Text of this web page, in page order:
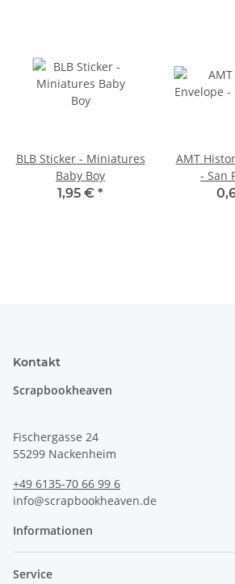
BLB Sticker - Miniatures
Baby Boy
1,95 € *
AMT
- San
Kontakt
Scrapbookheaven
Fischergasse 24
55299 Nackenheim
+49 6135-70 66 99 6
info@scrapbookheaven.de
Informationen
Service